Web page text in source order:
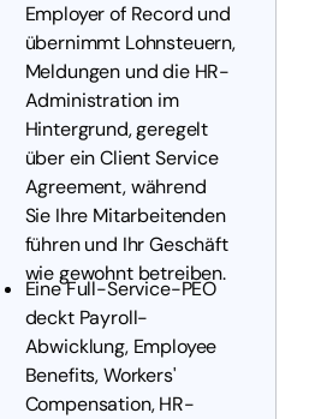
Employer of Record und
übernimmt Lohnsteuern,
Meldungen und die HR-
Administration im
Hintergrund, geregelt
über ein Client Service
Agreement, während
Sie Ihre Mitarbeitenden
führen und Ihr Geschäft
wie gewohnt betreiben.
Eine Full-Service-PEO
deckt Payroll-
Abwicklung, Employee
Benefits, Workers'
Compensation, HR-